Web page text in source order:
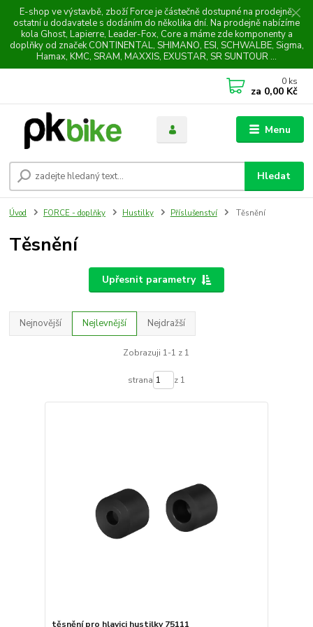
E-shop ve výstavbě, zboží Force je částečně dostupné na prodejně,
ostatní u dodavatele s dodáním do několika dní. Na prodejně nabízíme
kola Ghost, Lapierre, Leader-Fox, Core a máme zde komponenty a
doplňky od značek CONTINENTAL, SHIMANO, ESI, SCHWALBE, Sigma,
Hamax, KMC, SRAM, MAXXIS, EXUSTAR, SR SUNTOUR ...
Menu
Hledat
0 ks
za 0,00 Kč
Úvod FORCE - doplňky Hustilky Příslušenství Těsnění
Těsnění
Upřesnit parametry
Nejnovější Nejlevnější Nejdražší
Zobrazuji 1-1 z 1
strana z 1
těsnění pro hlavici hustilky 75111